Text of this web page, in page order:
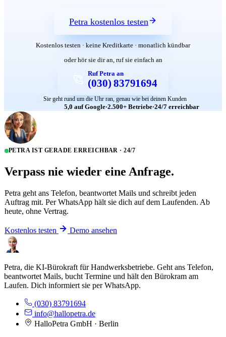
Petra kostenlos testen
Kostenlos testen · keine Kreditkarte · monatlich kündbar
oder hör sie dir an, ruf sie einfach an
Ruf Petra an
(030) 83791694
Sie geht rund um die Uhr ran, genau wie bei deinen Kunden
5,0 auf Google·2.500+ Betriebe·24/7 erreichbar
PETRA IST GERADE ERREICHBAR · 24/7
Verpass nie wieder eine Anfrage.
Petra geht ans Telefon, beantwortet Mails und schreibt jeden
Auftrag mit. Per WhatsApp hält sie dich auf dem Laufenden. Ab
heute, ohne Vertrag.
Kostenlos testen Demo ansehen
Petra, die KI-Bürokraft für Handwerksbetriebe. Geht ans Telefon,
beantwortet Mails, bucht Termine und hält den Bürokram am
Laufen. Dich informiert sie per WhatsApp.
(030) 83791694
info@hallopetra.de
HalloPetra GmbH · Berlin